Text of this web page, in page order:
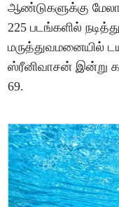
ஆண்டுகளுக்கு
225 படங்களில்
மருத்துவமனையில்
ஸ்ரீனிவாசன் இன்று
69.